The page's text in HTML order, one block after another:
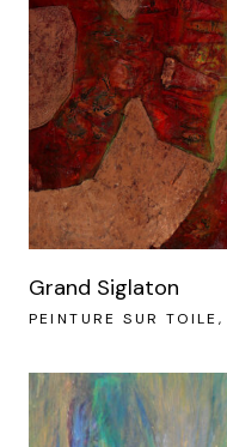
Grand Siglaton
PEINTURE SUR TOILE